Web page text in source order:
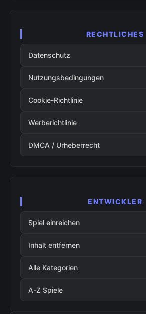
RECHTLICHES
Datenschutz
Nutzungsbedingungen
Cookie-Richtlinie
Werberichtlinie
DMCA / Urheberrecht
ENTWICKLER
Spiel einreichen
Inhalt entfernen
Alle Kategorien
A-Z Spiele